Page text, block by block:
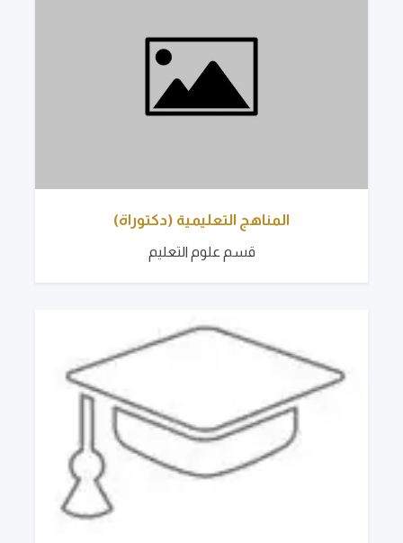
المناهج التعليمية (دكتوراة)
قسم علوم التعليم